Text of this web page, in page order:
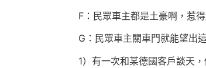
F：民眾車主都是土豪啊，惹得
G：民眾車主關車門就能望出這
1）有一次和某德國客戶談天，